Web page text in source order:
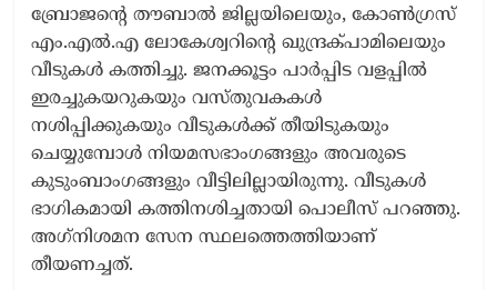
ബ്രോജ​ന്‍റെ തൗബാൽ ജില്ലയിലെയും, കോൺഗ്രസ്
എം.എൽ.എ ലോകേശ്വറി​ന്‍റെ ഖുന്ദ്രക്‌പാമിലെയും
വീടുകൾ കത്തിച്ചു. ജനക്കൂട്ടം പാർപ്പിട വളപ്പിൽ
ഇരച്ചുകയറുകയും വസ്തുവകകൾ
നശിപ്പിക്കുകയും വീടുകൾക്ക് തീയിടുകയും
ചെയ്യുമ്പോൾ നിയമസഭാംഗങ്ങളും അവരുടെ
കുടുംബാംഗങ്ങളും വീട്ടിലില്ലായിരുന്നു. വീടുകൾ
ഭാഗികമായി കത്തിനശിച്ചതായി പൊലീസ് പറഞ്ഞു.
അഗ്‌നിശമന സേന സ്ഥലത്തെത്തിയാണ്
തീയണച്ചത്.